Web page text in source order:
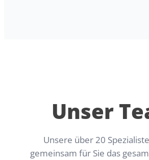
Unser
Unsere über 20
gemeinsam für Sie das